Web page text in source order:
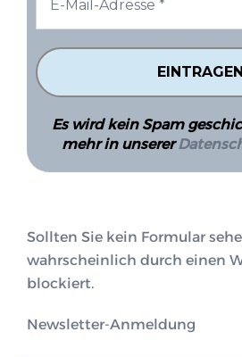
Es wird kein Spam
mehr in unserer
Sollten Sie kein Formular
wahrscheinlich durch einen
blockiert.
Newsletter-Anmeldung